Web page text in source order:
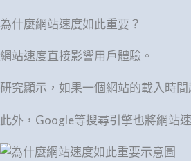
為什麼網站速度如此重要？
網站速度直接影響用戶體驗。
研究顯示，如果一個網站的載入時
此外，Google等搜尋引擎也將網站